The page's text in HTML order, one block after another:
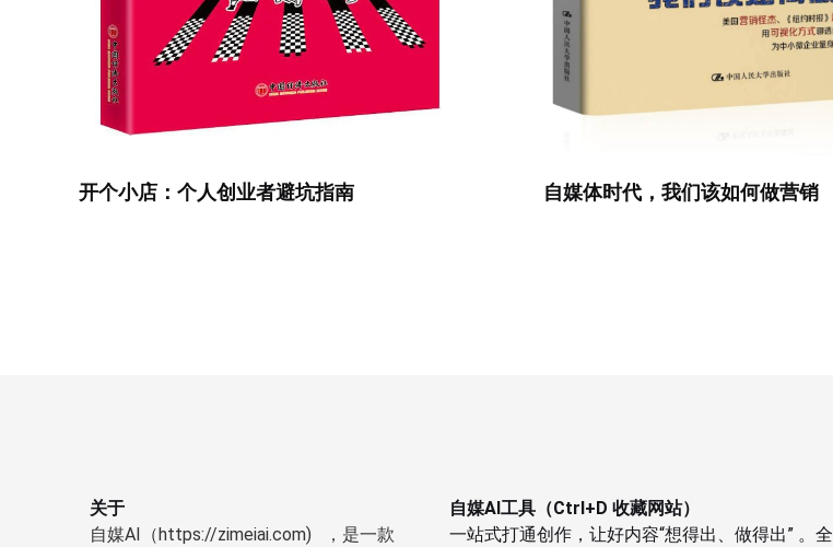
开个小店：个人创业者避坑指南 自媒体时代，我们该如何做营销
关于
自媒AI（https://zimeiai.com) ，是一款
自媒AI工具（Ctrl+D 收藏网站）
一站式打通创作，让好内容“想得出、做得出” 。全